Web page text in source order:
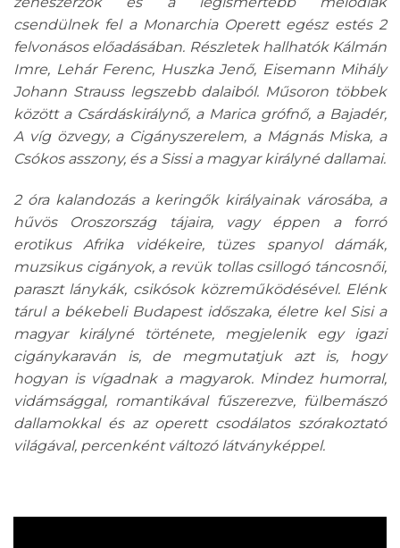
csendülnek fel a Monarchia Operett egész estés 2
felvonásos előadásában. Részletek hallhatók Kálmán
Imre, Lehár Ferenc, Huszka Jenő, Eisemann Mihály
Johann Strauss legszebb dalaiból. Műsoron többek
között a Csárdáskirálynő, a Marica grófnő, a Bajadér,
A víg özvegy, a Cigányszerelem, a Mágnás Miska, a
Csókos asszony, és a Sissi a magyar királyné dallamai.
2 óra kalandozás a keringők királyainak városába, a
hűvös Oroszország tájaira, vagy éppen a forró
erotikus Afrika vidékeire, tüzes spanyol dámák,
muzsikus cigányok, a revük tollas csillogó táncosnői,
paraszt lánykák, csikósok közreműködésével. Elénk
tárul a békebeli Budapest időszaka, életre kel Sisi a
magyar királyné története, megjelenik egy igazi
cigánykaraván is, de megmutatjuk azt is, hogy
hogyan is vígadnak a magyarok. Mindez humorral,
vidámsággal, romantikával fűszerezve, fülbemászó
dallamokkal és az operett csodálatos szórakoztató
világával, percenként változó látványképpel.